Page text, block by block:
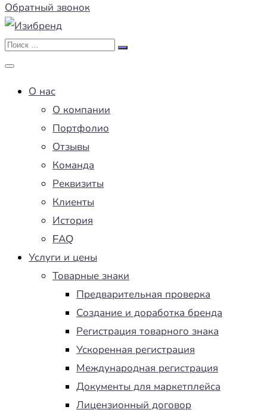
Обратный звонок
О нас
О компании
Портфолио
Отзывы
Команда
Реквизиты
Клиенты
История
FAQ
Услуги и цены
Товарные знаки
Предварительная проверка
Создание и доработка бренда
Регистрация товарного знака
Ускоренная регистрация
Международная регистрация
Документы для маркетплейса
Лицензионный договор